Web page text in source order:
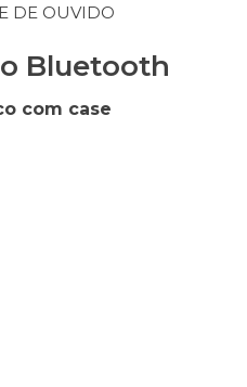
DE OUVIDO
Bluetooth
com case